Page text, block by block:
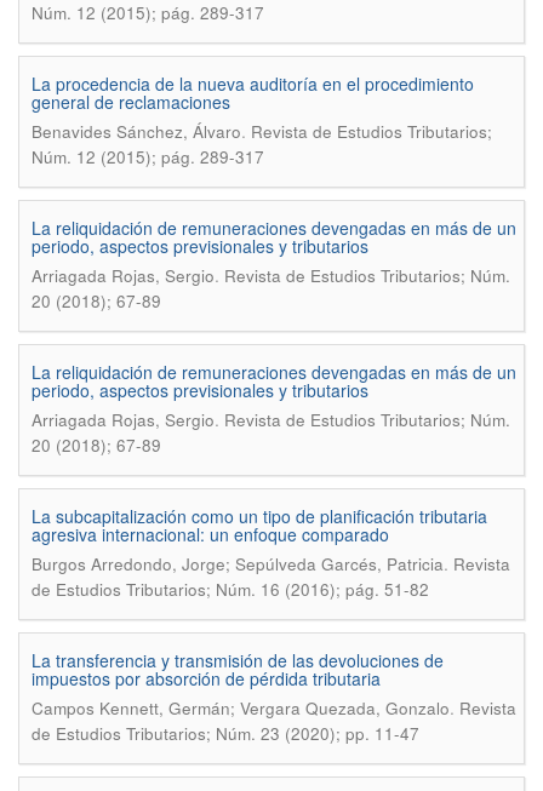
Núm. 12 (2015); pág. 289-317
La procedencia de la nueva auditoría en el procedimiento
general de reclamaciones
Benavides Sánchez, Álvaro. Revista de Estudios Tributarios;
Núm. 12 (2015); pág. 289-317
La reliquidación de remuneraciones devengadas en más de un
periodo, aspectos previsionales y tributarios
Arriagada Rojas, Sergio. Revista de Estudios Tributarios; Núm.
20 (2018); 67-89
La reliquidación de remuneraciones devengadas en más de un
periodo, aspectos previsionales y tributarios
Arriagada Rojas, Sergio. Revista de Estudios Tributarios; Núm.
20 (2018); 67-89
La subcapitalización como un tipo de planificación tributaria
agresiva internacional: un enfoque comparado
Burgos Arredondo, Jorge; Sepúlveda Garcés, Patricia. Revista
de Estudios Tributarios; Núm. 16 (2016); pág. 51-82
La transferencia y transmisión de las devoluciones de
impuestos por absorción de pérdida tributaria
Campos Kennett, Germán; Vergara Quezada, Gonzalo. Revista
de Estudios Tributarios; Núm. 23 (2020); pp. 11-47